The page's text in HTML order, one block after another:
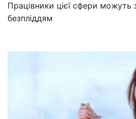
Працівники цієї сфери можуть
безпліддям